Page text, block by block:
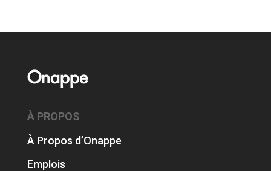
Onappe
À PROPOS
À Propos d’Onappe
Emplois